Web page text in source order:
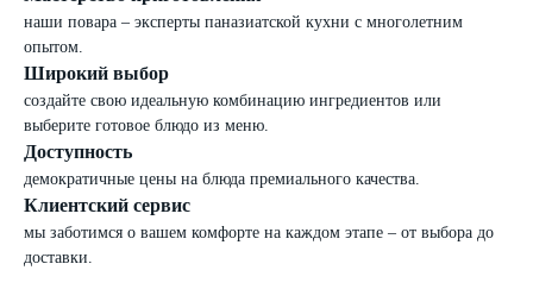
наши повара – эксперты паназиатской кухни с многолетним
опытом.
Широкий выбор
создайте свою идеальную комбинацию ингредиентов или
выберите готовое блюдо из меню.
Доступность
демократичные цены на блюда премиального качества.
Клиентский сервис
мы заботимся о вашем комфорте на каждом этапе – от выбора до
доставки.